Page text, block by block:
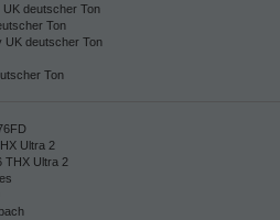
UK deutscher Ton
Ton
UK deutscher Ton
Ton
Ultra 2
THX Ultra 2